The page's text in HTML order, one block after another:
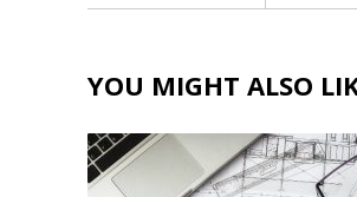
YOU MIGHT ALSO